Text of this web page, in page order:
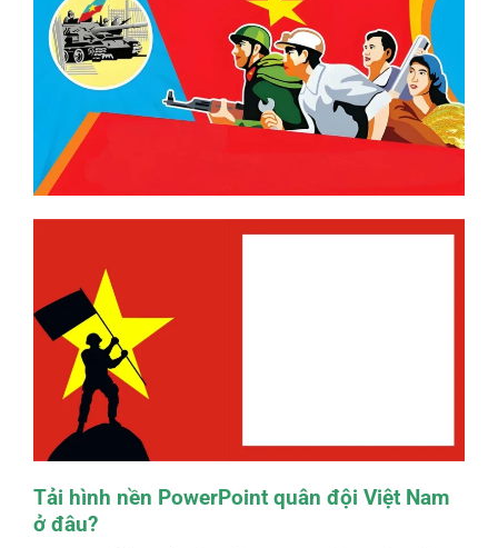
Tải hình nền PowerPoint quân đội Việt Nam
ở đâu?